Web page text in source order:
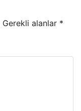
Gerekli alanlar *